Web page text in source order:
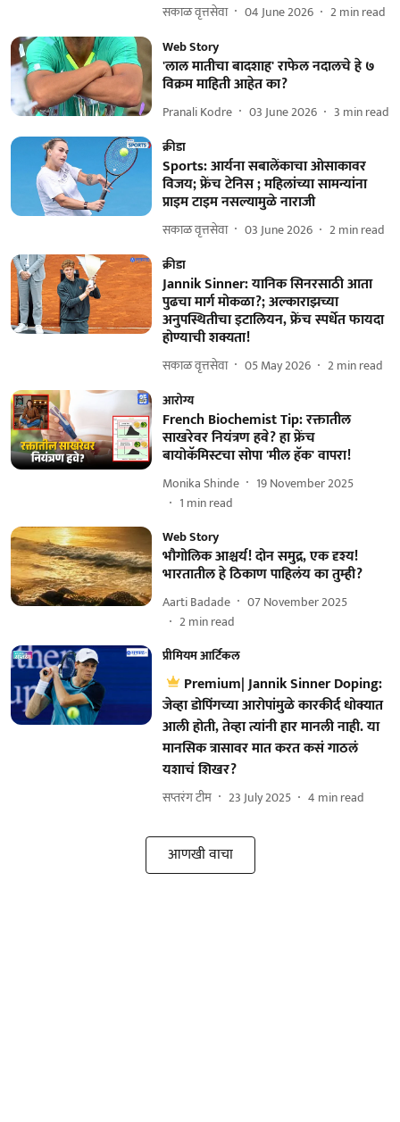
सकाळ वृत्तसेवा 04 June 2026 2min read
Web Story
'लाल मातीचा बादशाह' राफेल नदालचे हे ७
विक्रम माहिती आहेत का?
Pranali Kodre 03 June 2026 3 min read
क्रीडा
Sports: आर्यना सबालेंकाचा ओसाकावर
विजय; फ्रेंच टेनिस ; महिलांच्या सामन्यांना
प्राइम टाइम नसल्यामुळे नाराजी
सकाळ वृत्तसेवा 03 June 2026 2min read
क्रीडा
Jannik Sinner: यानिक सिनरसाठी आता
पुढचा मार्ग मोकळा?; अल्काराझच्या
अनुपस्थितीचा इटालियन, फ्रेंच स्पर्धेत फायदा
होण्याची शक्यता!
सकाळ वृत्तसेवा 05 May 2026 2min read
आरोग्य
French Biochemist Tip: रक्तातील
साखरेवर नियंत्रण हवे? हा फ्रेंच
बायोकॅमिस्टचा सोपा 'मील हॅक' वापरा!
Monika Shinde
19 November 2025
1 min read
Web Story
भौगोलिक आश्चर्य! दोन समुद्र, एक दृश्य!
भारतातील हे ठिकाण पाहिलंय का तुम्ही?
Aarti Badade
07 November 2025
2min read
प्रीमियम आर्टिकल
Premium| Jannik Sinner Doping:
जेव्हा डोपिंगच्या आरोपांमुळे कारकीर्द धोक्यात
आली होती, तेव्हा त्यांनी हार मानली नाही. या
मानसिक त्रासावर मात करत कसं गाठलं
यशाचं शिखर?
सप्तरंग टीम 23 July 2025 4 min read
आणखी वाचा